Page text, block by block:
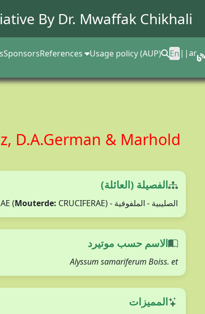
By Dr. Mwaffak Chikhali
SponsorsReferences Usage policy (AUP) En ||ar
D.A.German & Marhold
الفصيلة (العائلة)
الصليبية - الملفوفية - BRASSICACEAE ( Mouterde: CRUCIFERAE)
الاسم حسب موتيرد
Alyssum samariferum Boiss. et
المميزات